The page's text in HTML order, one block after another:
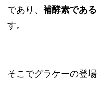
であり、 補酵素であ
す。
そこでグラケーの登場